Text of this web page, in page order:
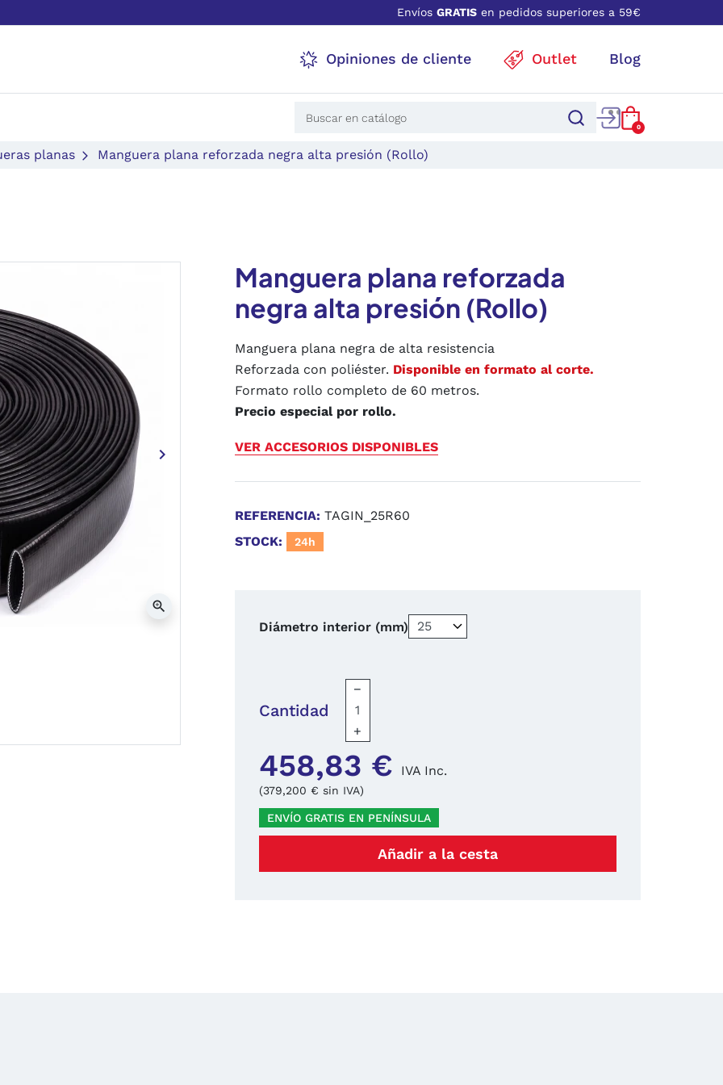
Envíos GRATIS en pedidos superiores a 59€
Opiniones de cliente Outlet Blog
0
planas Manguera plana reforzada negra alta presión (Rollo)
Siguiente
keyboard_arrow_right
zoom_in
Manguera plana reforzada
negra alta presión (Rollo)
Manguera plana negra de alta resistencia
Reforzada con poliéster. Disponible en formato al corte.
Formato rollo completo de 60 metros.
Precio especial por rollo.
VER ACCESORIOS DISPONIBLES
REFERENCIA: TAGIN_25R60
STOCK:
24h
Diámetro interior (mm)
Cantidad
−
+
458,83 € IVA Inc.
(379,200 € sin IVA)
ENVÍO GRATIS EN PENÍNSULA
Añadir a la cesta